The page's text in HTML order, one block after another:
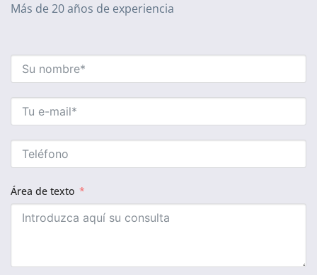
Más de 20 años de experiencia
Área de texto